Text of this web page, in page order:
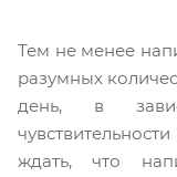
Тем не менее
разумных
день, в
ждать, что